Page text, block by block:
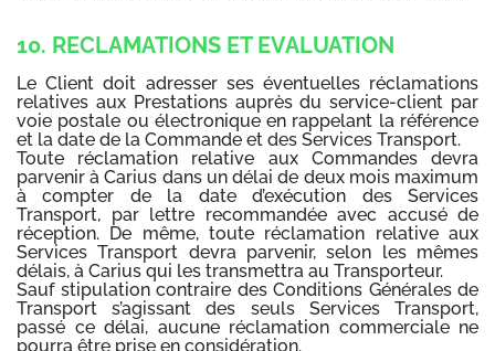
10. RECLAMATIONS ET EVALUATION
Le Client doit adresser ses éventuelles réclamations
relatives aux Prestations auprès du service-client par
voie postale ou électronique en rappelant la référence
et la date de la Commande et des Services Transport.
Toute réclamation relative aux Commandes devra
parvenir à Carius dans un délai de deux mois maximum
à compter de la date d’exécution des Services
Transport, par lettre recommandée avec accusé de
réception. De même, toute réclamation relative aux
Services Transport devra parvenir, selon les mêmes
délais, à Carius qui les transmettra au Transporteur.
Sauf stipulation contraire des Conditions Générales de
Transport s’agissant des seuls Services Transport,
passé ce délai, aucune réclamation commerciale ne
pourra être prise en considération.